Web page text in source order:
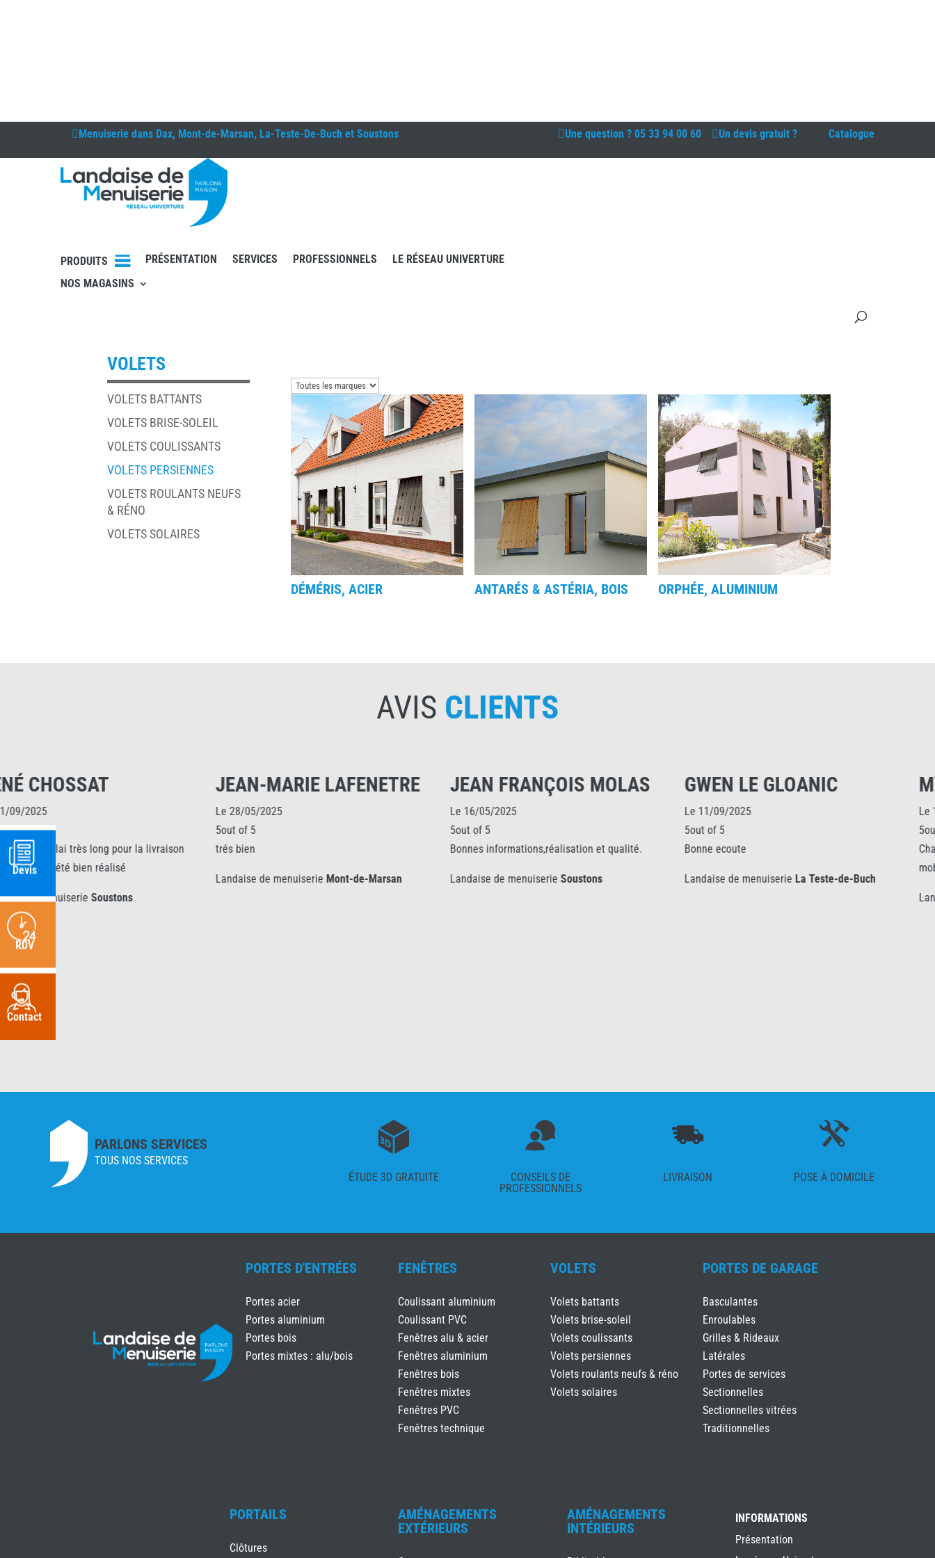
Menuiserie dans Dax, Mont-de-Marsan, La-Teste-De-Buch et Soustons Une question ? 05 33 94 00 60 Un devis gratuit ? Catalogue
PRODUITS PRÉSENTATION SERVICES PROFESSIONNELS
LE RÉSEAU UNIVERTURE
NOS MAGASINS
VOLETS
VOLETS BATTANTS
VOLETS BRISE-SOLEIL
VOLETS COULISSANTS
VOLETS PERSIENNES
VOLETS ROULANTS NEUFS
& RÉNO
VOLETS SOLAIRES
DÉMÉRIS, ACIER ANTARÉS & ASTÉRIA, BOIS ORPHÉE, ALUMINIUM
AVIS CLIENTS
JEAN-MARIE LAFENETRE
Le 28/05/2025
5out of 5
trés bien
Mont-de-Marsan
JEAN FRANÇOIS MOLAS
Le 16/05/2025
Bonnes informations,réalisation et qualité.
Landaise de menuiserieSoustons
GWEN LE GLOANIC
Le 11/09/2025
Bonne ecoute
Landaise de menuiserie La Teste-de-Buch
MYRIAM MIGNARD
Le 10/09/2025
Changement de double va tirage sur
PARLONS SERVICES
TOUS NOS SERVICES
ÉTUDE 3D GRATUITE
CONSEILS DE
PROFESSIONNELS
LIVRAISON POSE À DOMICILE
PORTES D'ENTRÉES
Portes acier
Portes aluminium
Portes bois
Portes mixtes : alu/bois
FENÊTRES
Coulissant aluminium
Coulissant PVC
Fenêtres alu & acier
Fenêtres aluminium
Fenêtres bois
Fenêtres mixtes
Fenêtres PVC
Fenêtres technique
VOLETS
Volets battants
Volets brise-soleil
Volets coulissants
Volets persiennes
Volets roulants neufs & réno
Volets solaires
PORTES DE GARAGE
Basculantes
Enroulables
Grilles & Rideaux
Latérales
Portes de services
Sectionnelles
Sectionnelles vitrées
Traditionnelles
PORTAILS
Clôtures
AMÉNAGEMENTS
EXTÉRIEURS
AMÉNAGEMENTS
INTÉRIEURS
INFORMATIONS
Présentation
Devis
RDV
Contact